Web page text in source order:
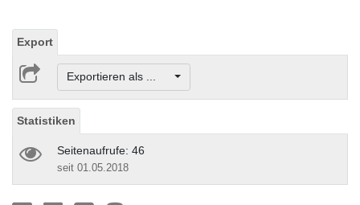
Export
Exportieren als ...
Statistiken
Seitenaufrufe: 46
seit 01.05.2018